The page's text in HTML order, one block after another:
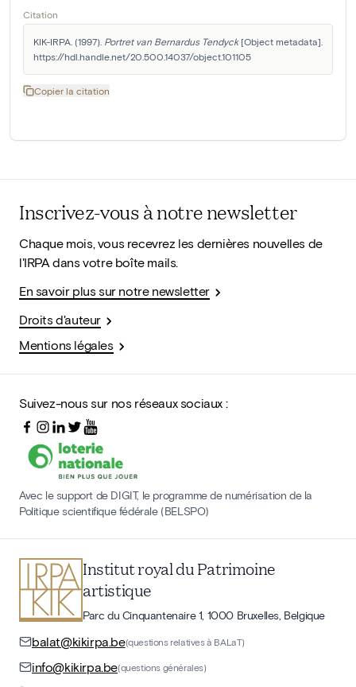
Citation
KIK-IRPA. (1997). Portret van Bernardus Tendyck [Object metadata].
https://hdl.handle.net/20.500.14037/object.101105
Copier la citation
Inscrivez-vous à notre newsletter
Chaque mois, vous recevrez les dernières nouvelles de
l'IRPA dans votre boîte mails.
En savoir plus sur notre newsletter
Droits d'auteur
Mentions légales
Suivez-nous sur nos réseaux sociaux :
Avec le support de DIGIT, le programme de numérisation de la
Politique scientifique fédérale (BELSPO)
Institut royal du Patrimoine
artistique
Parc du Cinquantenaire 1, 1000 Bruxelles, Belgique
balat@kikirpa.be(questions relatives à BALaT)
info@kikirpa.be(questions générales)